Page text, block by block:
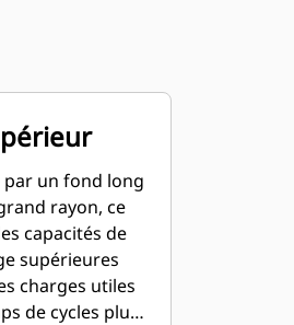
par un fond long
rayon, ce
capacités de
supérieures
charges utiles
de cycles plus